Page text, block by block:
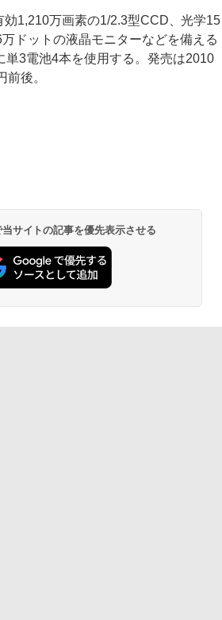
1,210万画素の1/2.3型CCD、光学15
ドットの液晶モニターなどを備える
単3電池4本を使用する。発売は2010
後。
サイトの記事を優先表示させる